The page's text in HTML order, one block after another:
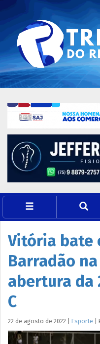
Vitória bate
Barradão
abertura da
C
22 de agosto de 2022 Esporte